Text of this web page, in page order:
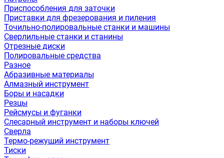
Приспособления для заточки
Приставки для фрезерования и пиления
Точильно-полировальные станки и машины
Сверлильные станки и станины
Отрезные диски
Полировальные средства
Разное
Абразивные материалы
Алмазный инструмент
Боры и насадки
Резцы
Рейсмусы и фуганки
Слесарный инструмент и наборы ключей
Сверла
Термо-режущий инструмент
Тиски